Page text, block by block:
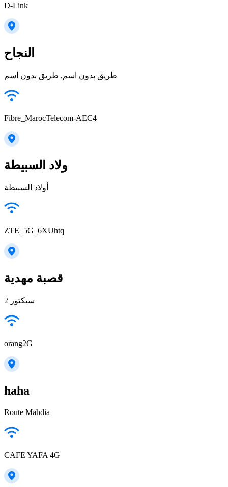
D-Link
النجاح
طريق بدون اسم, طريق بدون اسم
Fibre_MarocTelecom-AEC4
ولاد السبيطة
أولاد السبيطة
ZTE_5G_6XUhtq
قصبة مهدية
سيكتور 2
orang2G
haha
Route Mahdia
CAFE YAFA 4G